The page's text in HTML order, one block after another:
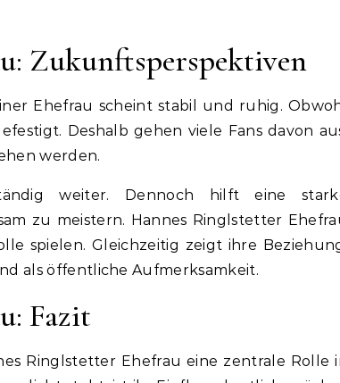
Zukunftsperspektiven
Ehefrau scheint stabil und ruhig.
Deshalb gehen viele Fans davon
werden.
weiter. Dennoch hilft eine
zu meistern. Hannes Ringlstetter
spielen. Gleichzeitig zeigt ihre
als öffentliche Aufmerksamkeit.
Fazit
Ringlstetter Ehefrau eine zentrale Rolle